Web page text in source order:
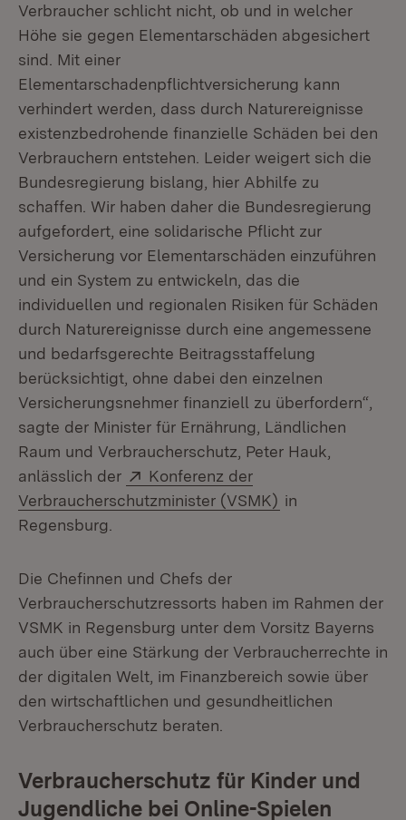
Verbraucher schlicht nicht, ob und in welcher
Höhe sie gegen Elementarschäden abgesichert
sind. Mit einer
Elementarschadenpflichtversicherung kann
verhindert werden, dass durch Naturereignisse
existenzbedrohende finanzielle Schäden bei den
Verbrauchern entstehen. Leider weigert sich die
Bundesregierung bislang, hier Abhilfe zu
schaffen. Wir haben daher die Bundesregierung
aufgefordert, eine solidarische Pflicht zur
Versicherung vor Elementarschäden einzuführen
und ein System zu entwickeln, das die
individuellen und regionalen Risiken für Schäden
durch Naturereignisse durch eine angemessene
und bedarfsgerechte Beitragsstaffelung
berücksichtigt, ohne dabei den einzelnen
Versicherungsnehmer finanziell zu überfordern“,
sagte der Minister für Ernährung, Ländlichen
Raum und Verbraucherschutz, Peter Hauk,
anlässlich der
Extern:
Konferenz der
Verbraucherschutzminister (VSMK) (Öffnet in
in
Regensburg.
Die Chefinnen und Chefs der
Verbraucherschutzressorts haben im Rahmen der
VSMK in Regensburg unter dem Vorsitz Bayerns
auch über eine Stärkung der Verbraucherrechte in
der digitalen Welt, im Finanzbereich sowie über
den wirtschaftlichen und gesundheitlichen
Verbraucherschutz beraten.
Verbraucherschutz für Kinder und
Jugendliche bei Online-Spielen